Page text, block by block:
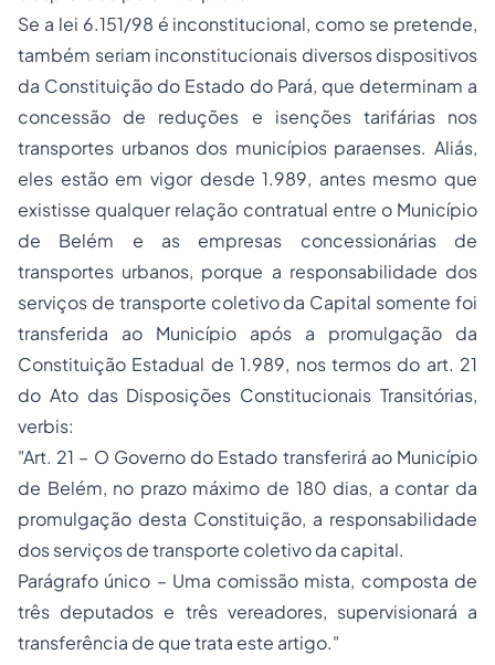
Se a lei 6.151/98 é inconstitucional, como se pretende,
também seriam inconstitucionais diversos dispositivos
da Constituição do Estado do Pará, que determinam a
concessão de reduções e isenções tarifárias nos
transportes urbanos dos municípios paraenses. Aliás,
eles estão em vigor desde 1.989, antes mesmo que
existisse qualquer relação contratual entre o Município
de Belém e as empresas concessionárias de
transportes urbanos, porque a responsabilidade dos
serviços de transporte coletivo da Capital somente foi
transferida ao Município após a promulgação da
Constituição Estadual de 1.989, nos termos do art. 21
do Ato das Disposições Constitucionais Transitórias,
verbis:
"Art. 21 – O Governo do Estado transferirá ao Município
de Belém, no prazo máximo de 180 dias, a contar da
promulgação desta Constituição, a responsabilidade
dos serviços de transporte coletivo da capital.
Parágrafo único – Uma comissão mista, composta de
três deputados e três vereadores, supervisionará a
transferência de que trata este artigo."